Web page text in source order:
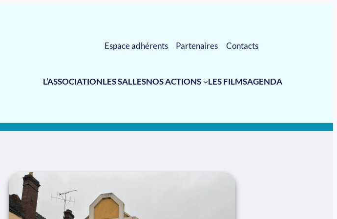
Espace adhérents
Partenaires Contacts
L’ASSOCIATIONLES SALLESNOS ACTIONS LES FILMSAGENDA